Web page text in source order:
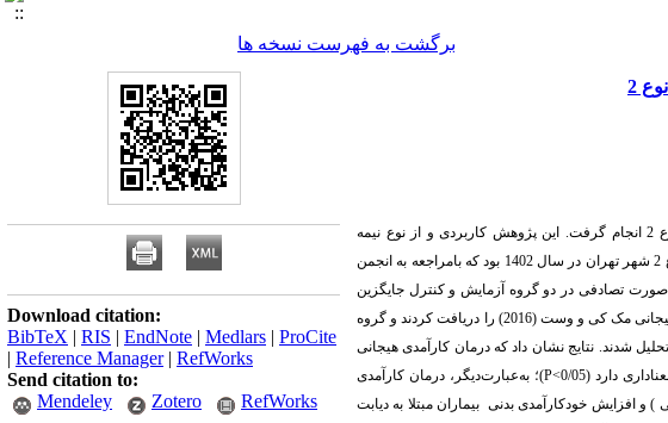
برگشت به فهرست نسخه ها
2
آزمون-پس‌آزمون و گروه آزمایش و کنترل بود. جامعه آماری پژوهش شامل بیماران مبتلا به دیابت نوع 2 شهر تهران در سال 1402 بود که بامراجعه به انجمن
و به‌صورت تصادفی در دو گروه آزمایش و کنترل جایگزین
کی و وست (2016) را دریافت کردند و گروه
تحلیل شدند. نتایج نشان داد که درمان کارآمدی هیجانی
دارد (0/05> P)؛ به‌عبارت‌دیگر، درمان کارآمدی
) و افزایش خودکارآمدی بدنی بیماران مبتلا به دیابت
Download citation:
BibTeX | RIS | EndNote | Medlars | ProCite
| Reference Manager| RefWorks
Send citation to:
Mendeley
Zotero RefWorks